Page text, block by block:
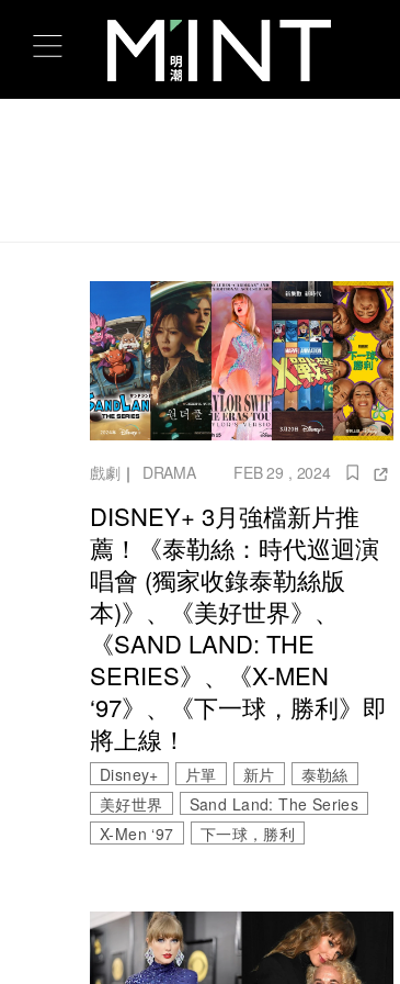
戲劇 ｜ DRAMA FEB 29 , 2024
DISNEY+ 3月強檔新片推
薦！《泰勒絲：時代巡迴演
唱會 (獨家收錄泰勒絲版
本)》、《美好世界》、
《SAND LAND: THE
SERIES》、《X-MEN
‘97》、《下一球，勝利》即
將上線！
Disney+ 片單 新片
泰勒絲
美好世界
Sand Land: The Series
X-Men ‘97
下一球，勝利